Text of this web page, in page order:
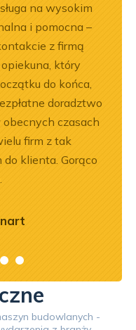
na wysokim
i pomocna –
z firmą
który
do końca,
doradztwo
obecnych czasach
firm z tak
klienta. Gorąco
budowlanych -